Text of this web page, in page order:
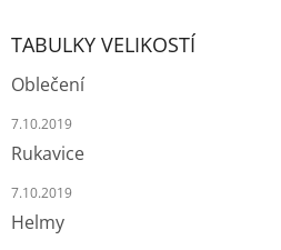
TABULKY VELIKOSTÍ
Oblečení
7.10.2019
Rukavice
7.10.2019
Helmy